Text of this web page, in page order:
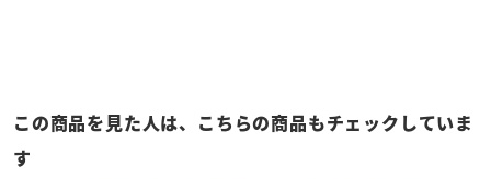
この商品を見た人は、こちらの商品もチェックしていま
す